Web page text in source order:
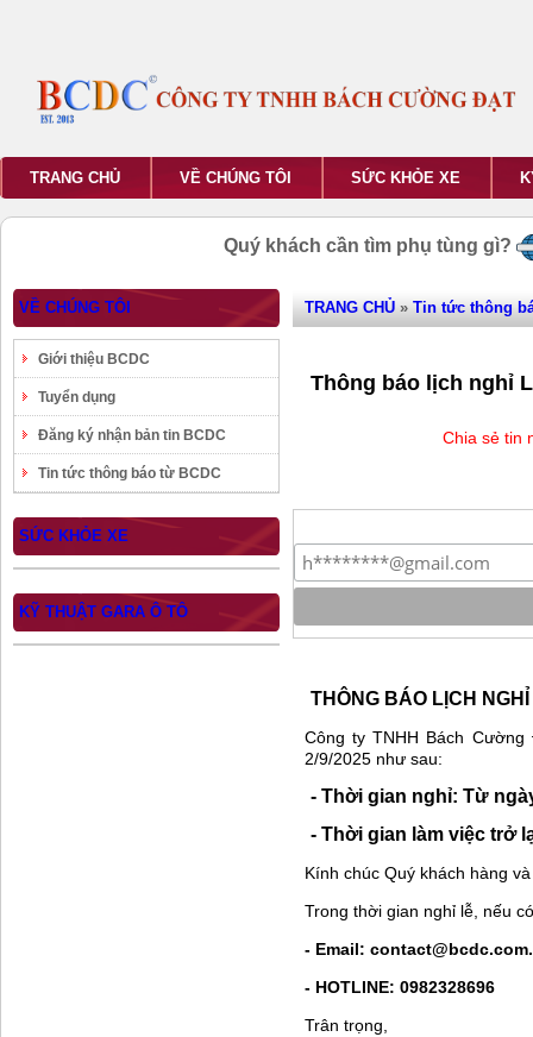
TRANG CHỦ VỀ CHÚNG TÔI SỨC KHỎE XE
Quý khách cần tìm phụ tùng gì?
VỀ CHÚNG TÔI
Giới thiệu BCDC
Tuyển dụng
Đăng ký nhận bản tin BCDC
Tin tức thông báo từ BCDC
SỨC KHỎE XE
KỸ THUẬT GARA Ô TÔ
TRANG CHỦ » Tin tức thông
Thông báo lịch nghỉ
Chia sẻ tin
THÔNG BÁO LỊCH
Công ty TNHH Bách
2/9/2025 như sau:
- Thời gian nghỉ: Từ
- Thời gian làm việc trở
Kính chúc Quý khách hàng
Trong thời gian nghỉ lễ, nếu
- Email:
- HOTLINE: 0982328696
Trân trọng,